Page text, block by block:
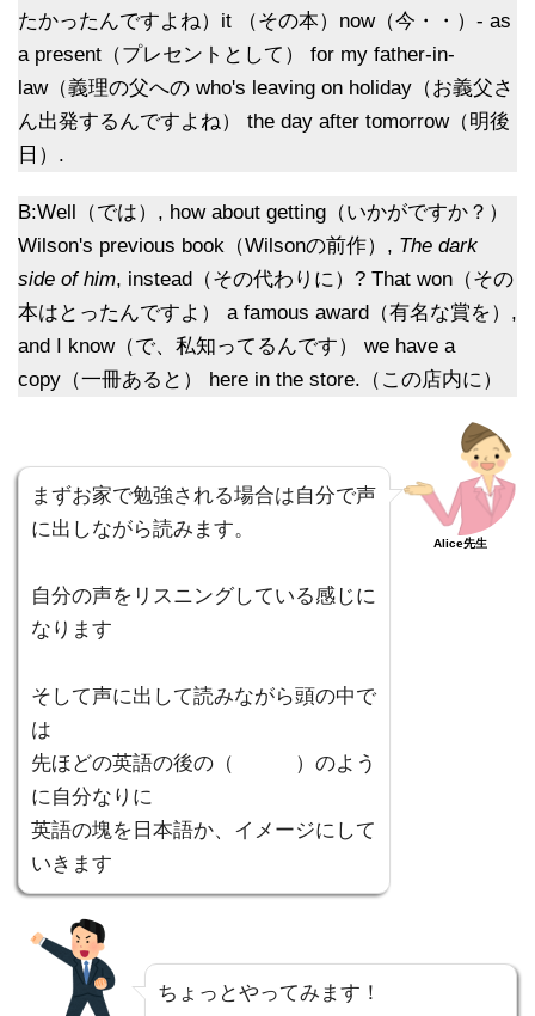
たかったんですよね）it （その本）now（今・・）- as
a present（プレセントとして） for my father-in-
law（義理の父への who's leaving on holiday（お義父さ
ん出発するんですよね） the day after tomorrow（明後
日）.
B:Well（では）, how about getting（いかがですか？）
Wilson's previous book（Wilsonの前作）, The dark
side of him, instead（その代わりに）? That won（その
本はとったんですよ） a famous award（有名な賞を）,
and I know（で、私知ってるんです） we have a
copy（一冊あると） here in the store.（この店内に）
まずお家で勉強される場合は自分で声
に出しながら読みます。
自分の声をリスニングしている感じに
なります
そして声に出して読みながら頭の中で
は
先ほどの英語の後の（ ）のよう
に自分なりに
英語の塊を日本語か、イメージにして
いきます
Alice先生
ちょっとやってみます！